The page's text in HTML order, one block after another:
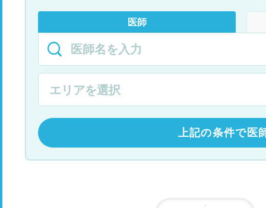
医師
上記の条件で医